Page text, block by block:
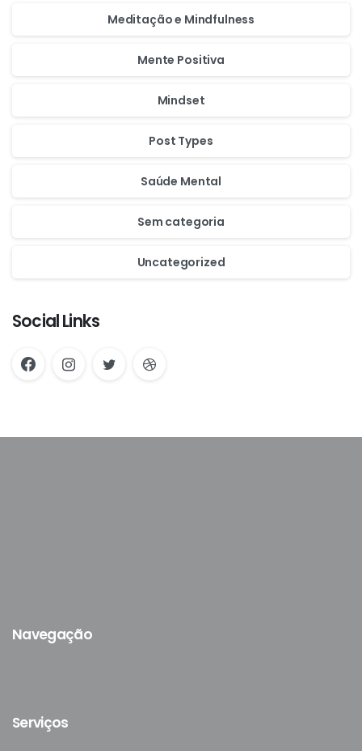
Meditação e Mindfulness
Mente Positiva
Mindset
Post Types
Saúde Mental
Sem categoria
Uncategorized
Social Links
Navegação
Serviços